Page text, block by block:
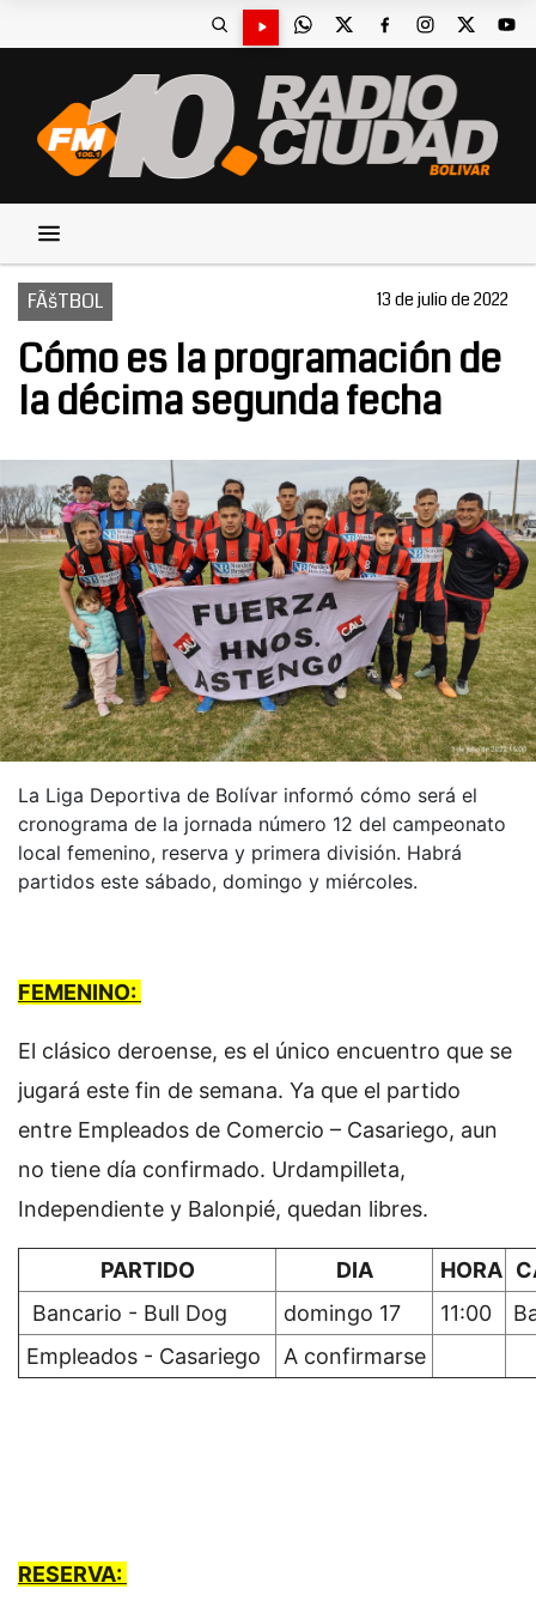
FÃšTBOL 13 de julio de 2022
Cómo es la programación de
la décima segunda fecha
La Liga Deportiva de Bolívar informó cómo será el
cronograma de la jornada número 12 del campeonato
local femenino, reserva y primera división. Habrá
partidos este sábado, domingo y miércoles.
FEMENINO:
El clásico deroense, es el único encuentro que se
jugará este fin de semana. Ya que el partido
entre Empleados de Comercio – Casariego, aun
no tiene día confirmado. Urdampilleta,
Independiente y Balonpié, quedan libres.
PARTIDO DIA HORA
Bancario - Bull Dog
domingo 17 11:00
Empleados - Casariego
A confirmarse
RESERVA: